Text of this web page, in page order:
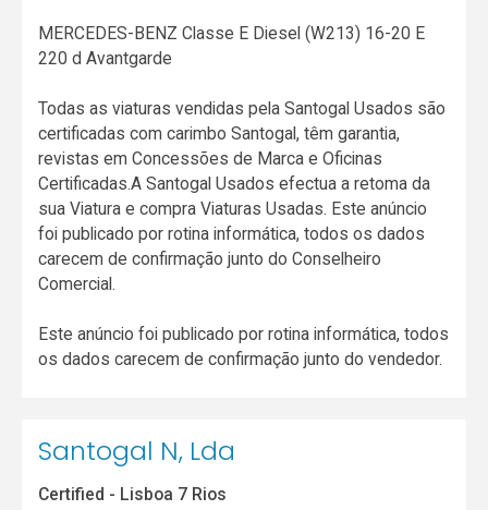
MERCEDES-BENZ Classe E Diesel (W213) 16-20 E
220 d Avantgarde
Todas as viaturas vendidas pela Santogal Usados são
certificadas com carimbo Santogal, têm garantia,
revistas em Concessões de Marca e Oficinas
Certificadas.A Santogal Usados efectua a retoma da
sua Viatura e compra Viaturas Usadas. Este anúncio
foi publicado por rotina informática, todos os dados
carecem de confirmação junto do Conselheiro
Comercial.
Este anúncio foi publicado por rotina informática, todos
os dados carecem de confirmação junto do vendedor.
Santogal N, Lda
Certified - Lisboa 7 Rios